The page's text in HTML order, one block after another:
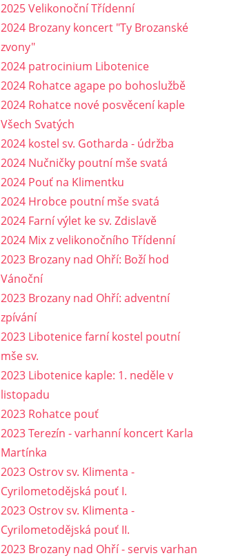
2025 Velikonoční Třídenní
2024 Brozany koncert "Ty Brozanské
zvony"
2024 patrocinium Libotenice
2024 Rohatce agape po bohoslužbě
2024 Rohatce nové posvěcení kaple
Všech Svatých
2024 kostel sv. Gotharda - údržba
2024 Nučničky poutní mše svatá
2024 Pouť na Klimentku
2024 Hrobce poutní mše svatá
2024 Farní výlet ke sv. Zdislavě
2024 Mix z velikonočního Třídenní
2023 Brozany nad Ohří: Boží hod
Vánoční
2023 Brozany nad Ohří: adventní
zpívání
2023 Libotenice farní kostel poutní
mše sv.
2023 Libotenice kaple: 1. neděle v
listopadu
2023 Rohatce pouť
2023 Terezín - varhanní koncert Karla
Martínka
2023 Ostrov sv. Klimenta -
Cyrilometodějská pouť I.
2023 Ostrov sv. Klimenta -
Cyrilometodějská pouť II.
2023 Brozany nad Ohří - servis varhan